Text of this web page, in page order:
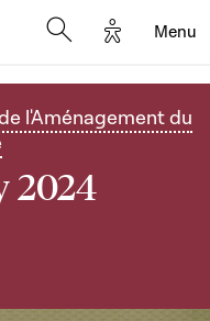
Options
Menu
l'Aménagement du
2024
a Reuniounen